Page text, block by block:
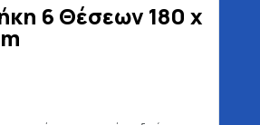
6 Θέσεων 180 x